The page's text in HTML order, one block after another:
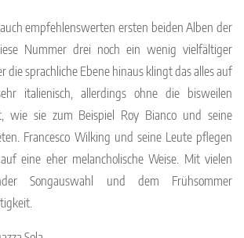
empfehlenswerten ersten beiden Alben der
Nummer drei noch ein wenig vielfältiger
die sprachliche Ebene hinaus klingt das alles auf
italienisch, allerdings ohne die bisweilen
wie sie zum Beispiel Roy Bianco und seine
Francesco Wilking und seine Leute pflegen
eine eher melancholische Weise. Mit vielen
Songauswahl und dem Frühsommer